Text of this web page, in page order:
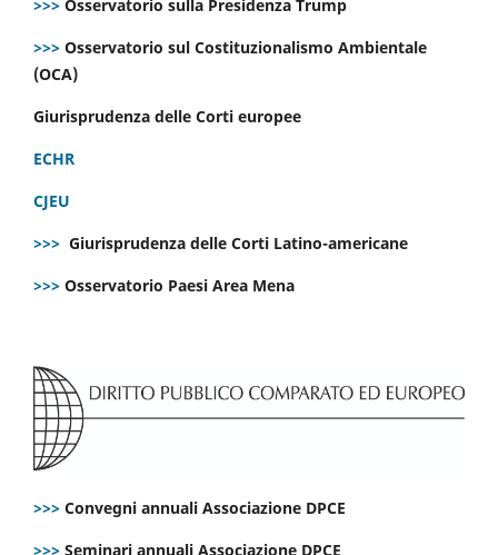
>>> Osservatorio sulla Presidenza Trump
>>> Osservatorio sul Costituzionalismo Ambientale
(OCA)
Giurisprudenza delle Corti europee
ECHR
CJEU
>>> Giurisprudenza delle Corti Latino-americane
>>> Osservatorio Paesi Area Mena
>>> Convegni annuali Associazione DPCE
>>> Seminari annuali Associazione DPCE